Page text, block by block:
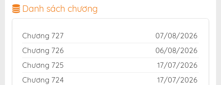
đọc truyện hấp dẫn, tiện lợi, hoàn toàn miễn phí cho
độc giả yêu thích truyện tranh online.
Danh sách chương
Chương 727
07/08/2026
Chương 726
06/08/2026
Chương 725
17/07/2026
Chương 724
17/07/2026